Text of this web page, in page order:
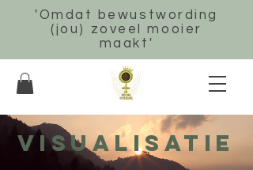
'Omdat bewustwording
(jou) zoveel mooier
maakt'
Visualisatie